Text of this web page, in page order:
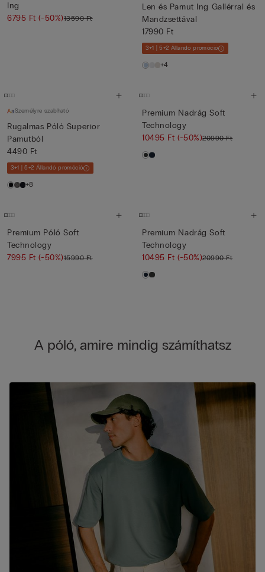
Ing
6795 Ft(-50%)13590 Ft
Len és Pamut Ing Gallérral és
Mandzsettával
17990 Ft
3+1 | 5+2 Állandó promóció
+4
Személyre szabható
Rugalmas Póló Superior
Pamutból
4490 Ft
3+1 | 5+2 Állandó promóció
+8
Premium Nadrág Soft
Technology
10495 Ft(-50%)20990 Ft
Premium Póló Soft
Technology
7995 Ft(-50%)15990 Ft
Premium Nadrág Soft
Technology
10495 Ft(-50%)20990 Ft
A póló, amire mindig számíthatsz